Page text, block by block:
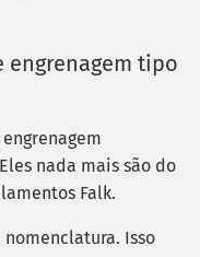
engrenagem tipo
nada mais são do
Falk.
Isso